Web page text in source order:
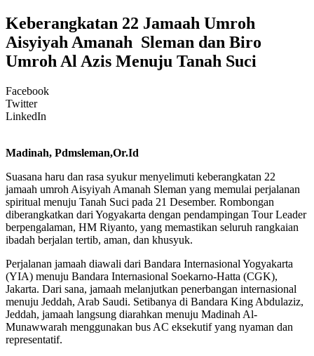
Keberangkatan 22 Jamaah Umroh
Aisyiyah Amanah Sleman dan Biro
Umroh Al Azis Menuju Tanah Suci
Facebook
Twitter
LinkedIn
Madinah, Pdmsleman,Or.Id
Suasana haru dan rasa syukur menyelimuti keberangkatan 22
jamaah umroh Aisyiyah Amanah Sleman yang memulai perjalanan
spiritual menuju Tanah Suci pada 21 Desember. Rombongan
diberangkatkan dari Yogyakarta dengan pendampingan Tour Leader
berpengalaman, HM Riyanto, yang memastikan seluruh rangkaian
ibadah berjalan tertib, aman, dan khusyuk.
Perjalanan jamaah diawali dari Bandara Internasional Yogyakarta
(YIA) menuju Bandara Internasional Soekarno-Hatta (CGK),
Jakarta. Dari sana, jamaah melanjutkan penerbangan internasional
menuju Jeddah, Arab Saudi. Setibanya di Bandara King Abdulaziz,
Jeddah, jamaah langsung diarahkan menuju Madinah Al-
Munawwarah menggunakan bus AC eksekutif yang nyaman dan
representatif.